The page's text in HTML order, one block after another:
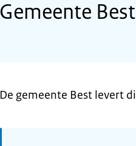
Gemeente
De gemeente Best levert